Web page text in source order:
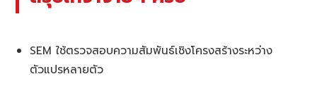
SEM ใช้ตรวจสอบความสัมพันธ์เชิงโครงสร้างระหว่าง
ตัวแปรหลายตัว